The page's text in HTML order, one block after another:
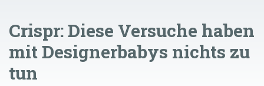
Crispr: Diese Versuche haben
mit Designerbabys nichts zu
tun